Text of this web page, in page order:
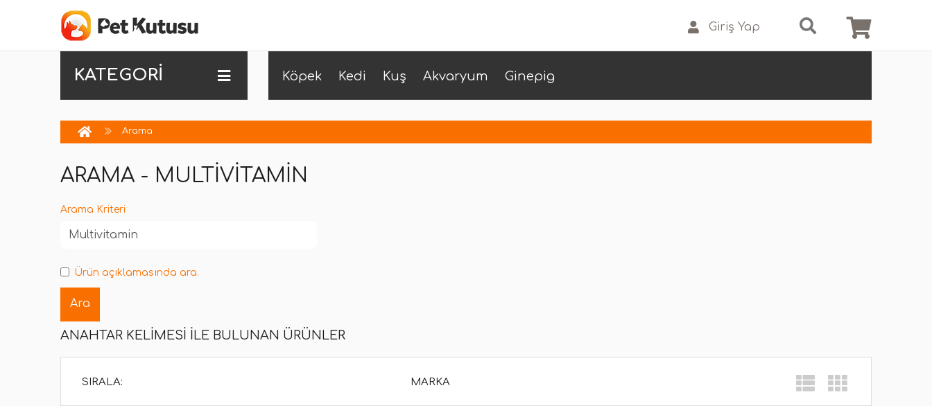
Giriş Yap
KATEGORİ Köpek Kedi Kuş Akvaryum Ginepig
Arama
ARAMA - MULTIVITAMIN
Arama Kriteri
Ürün açıklamasında ara.
ANAHTAR KELIMESI ILE BULUNAN ÜRÜNLER
SIRALA: MARKA